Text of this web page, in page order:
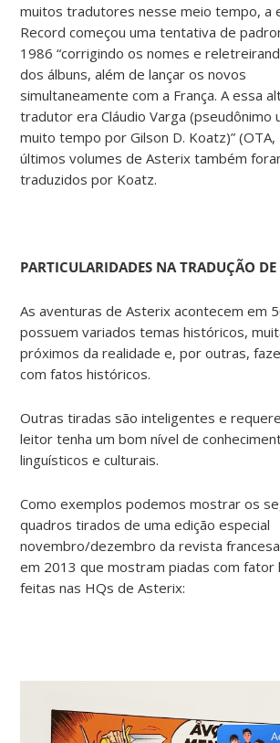
muitos tradutores nesse meio tempo, a
Record começou uma tentativa de
1986 “corrigindo os nomes e
dos álbuns, além de lançar os novos
simultaneamente com a França. A essa
tradutor era Cláudio Varga (pseudônimo
muito tempo por Gilson D. Koatz)” (OTA,
últimos volumes de Asterix também
traduzidos por Koatz.
PARTICULARIDADES NA TRADUÇÃO DE
As aventuras de Asterix acontecem em
possuem variados temas históricos,
próximos da realidade e, por outras,
com fatos históricos.
Outras tiradas são inteligentes e
leitor tenha um bom nível de
linguísticos e culturais.
Como exemplos podemos mostrar os
quadros tirados de uma edição especial
novembro/dezembro da revista
em 2013 que mostram piadas com fator
feitas nas HQs de Asterix: